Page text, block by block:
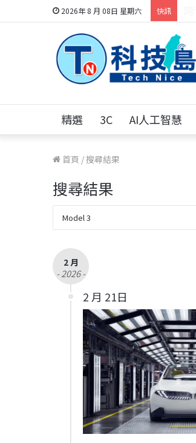
2026年 8 月 08日 星期六 快訊
精選 3C AI人工智慧
首頁 /搜尋結果
搜尋結果
2 月
- 2026 -
2 月 21日